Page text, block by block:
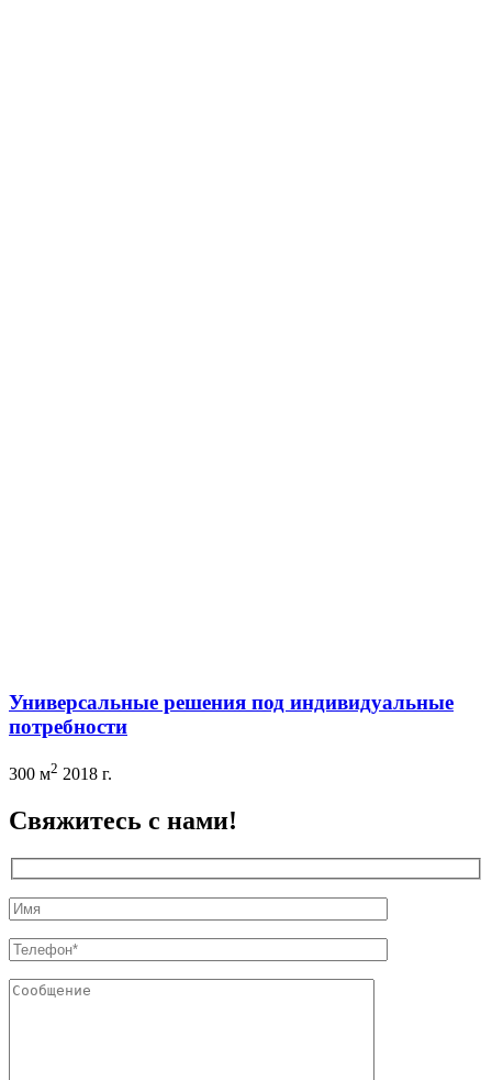
Универсальные решения под индивидуальные
потребности
300 м2 2018 г.
Свяжитесь с нами!